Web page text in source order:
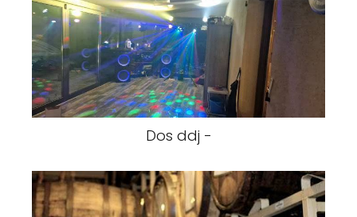
Dos ddj -